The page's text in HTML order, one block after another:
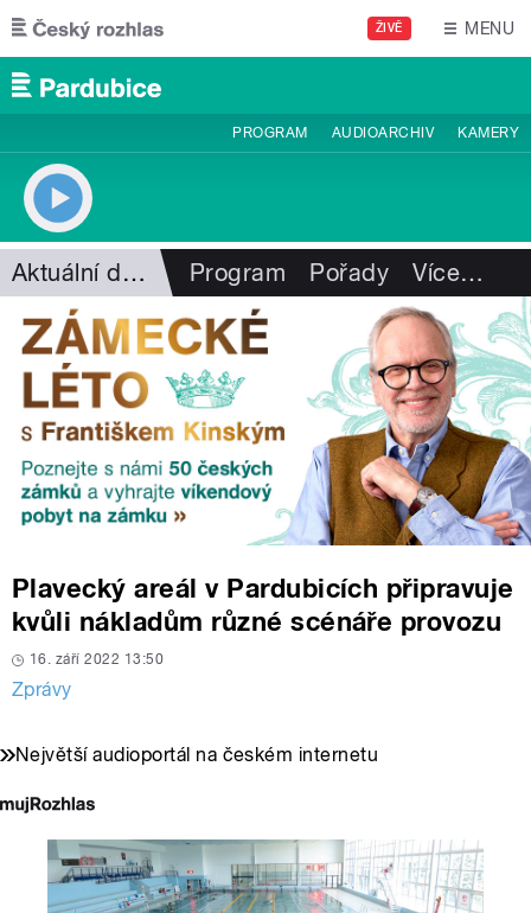
Přejít k hlavnímu obsahu
ŽIVĚ MENU
PROGRAM AUDIOARCHIV KAMERY
Aktuální dění Program Pořady Více…
Plavecký areál v Pardubicích připravuje
kvůli nákladům různé scénáře provozu
16. září 2022 13:50
Zprávy
Největší audioportál na českém internetu